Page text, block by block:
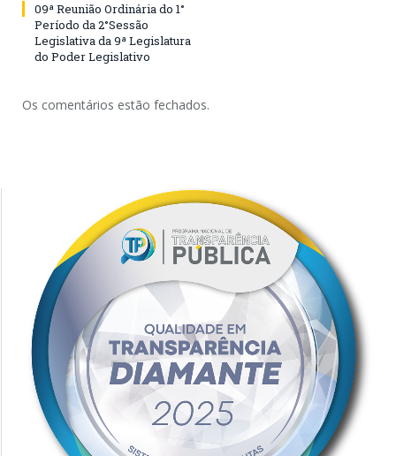
09ª Reunião Ordinária do 1°
Período da 2°Sessão
Legislativa da 9ª Legislatura
do Poder Legislativo
Os comentários estão fechados.